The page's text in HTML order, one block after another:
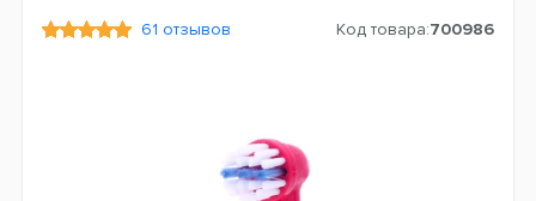
61 отзывов Код товара:700986